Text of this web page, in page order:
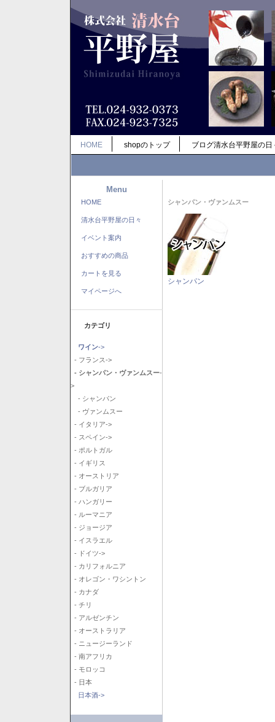
HOME shopのトップ ブログ清水台平野屋の日
Menu
HOME
清水台平野屋の日々
イベント案内
おすすめの商品
カートを見る
マイページへ
カテゴリ
ワイン->
- フランス->
- シャンパン・ヴァンムスー-
>
- シャンパン
- ヴァンムスー
- イタリア->
- スペイン->
- ポルトガル
- イギリス
- オーストリア
- ブルガリア
- ハンガリー
- ルーマニア
- ジョージア
- イスラエル
- ドイツ->
- カリフォルニア
- オレゴン・ワシントン
- カナダ
- チリ
- アルゼンチン
- オーストラリア
- ニュージーランド
- 南アフリカ
- モロッコ
- 日本
日本酒->
シャンパン・ヴァンムスー
シャンパン